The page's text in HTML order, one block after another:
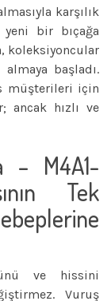
karşılık
bir bıçağa
koleksiyoncular
başladı.
müşterileri için
ancak hızlı ve
– M4A1-
Tek
ve hissini
Vuruş